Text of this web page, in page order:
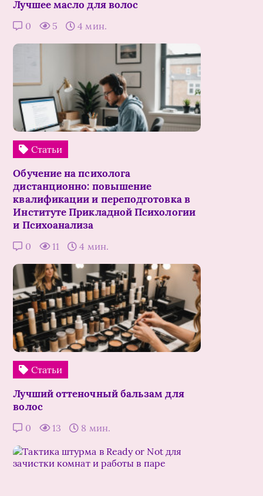
Лучшее масло для волос
0 5 4 мин.
Статьи
Обучение на психолога
дистанционно: повышение
квалификации и переподготовка в
Институте Прикладной Психологии
и Психоанализа
0 11 4 мин.
Статьи
Лучший оттеночный бальзам для
волос
0 13 8 мин.